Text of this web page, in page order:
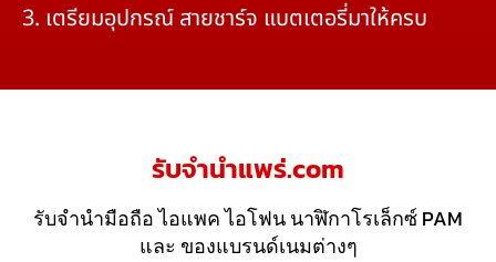
3. เตรียมอุปกรณ์ สายชาร์จ แบตเตอรี่มาให้ครบ
รับจํานําแพร่.com
รับจำนำมือถือ ไอแพค ไอโฟน นาฬิกาโรเล็กซ์ PAM
และ ของแบรนด์เนมต่างๆ